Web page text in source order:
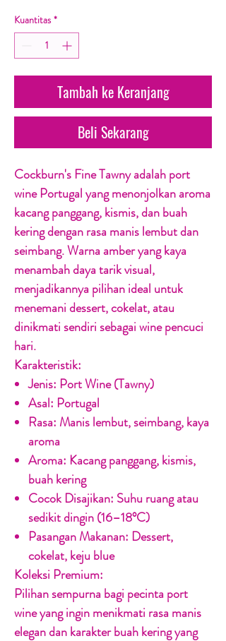
Kuantitas *
Tambah ke Keranjang
Beli Sekarang
Cockburn's Fine Tawnyadalah port
wine Portugal yang menonjolkan aroma
kacang panggang, kismis, dan buah
kering dengan rasa manis lembut dan
seimbang. Warna amber yang kaya
menambah daya tarik visual,
menjadikannya pilihan ideal untuk
menemani dessert, cokelat, atau
dinikmati sendiri sebagai wine pencuci
hari.
Karakteristik:
Jenis: Port Wine (Tawny)
Asal: Portugal
Rasa: Manis lembut, seimbang, kaya
aroma
Aroma: Kacang panggang, kismis,
buah kering
Cocok Disajikan: Suhu ruang atau
sedikit dingin (16–18°C)
Pasangan Makanan: Dessert,
cokelat, keju blue
Koleksi Premium:
Pilihan sempurna bagi pecinta port
wine yang ingin menikmati rasa manis
elegan dan karakter buah kering yang